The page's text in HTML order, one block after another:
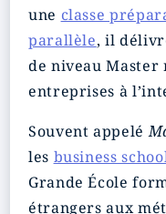
une classe
parallèle, il
de niveau Master
entreprises à
Souvent appelé
les business
Grande École
étrangers aux